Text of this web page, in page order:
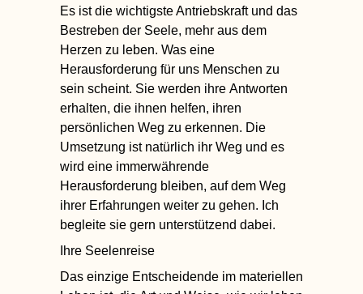
Es ist die wichtigste Antriebskraftund das
Bestreben der Seele, mehr aus dem
Herzen zu leben. Was eine
Herausforderung für uns Menschen zu
sein scheint. Sie werden ihre Antworten
erhalten, die ihnen helfen, ihren
persönlichen Weg zu erkennen. Die
Umsetzung ist natürlich ihr Weg und es
wird eine immerwährende
Herausforderung bleiben, auf dem Weg
ihrer Erfahrungen weiter zu gehen. Ich
begleite sie gern unterstützend dabei.
Ihre Seelenreise
Das einzige Entscheidende im materiellen